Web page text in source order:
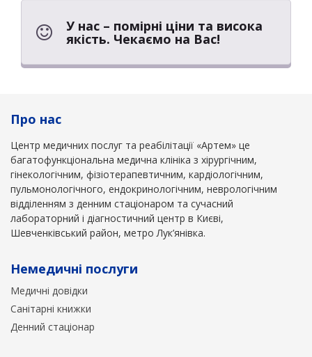
У нас – помірні ціни та висока
якість. Чекаємо на Вас!
Про нас
Центр медичних послуг та реабілітації «Артем» це
багатофункціональна медична клініка з хірургічним,
гінекологічним, фізіотерапевтичним, кардіологічним,
пульмонологічного, ендокринологічним, неврологічним
відділенням з денним стаціонаром та сучасний
лабораторний і діагностичний центр в Києві,
Шевченківський район, метро Лук’янівка.
Немедичні послуги
Медичні довідки
Санітарні книжки
Денний стаціонар